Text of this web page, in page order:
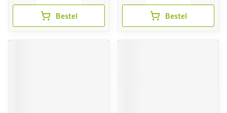
Bestel Bestel